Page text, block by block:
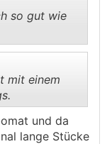
so gut wie
recht flott
mit einem
und da
lange Stücke